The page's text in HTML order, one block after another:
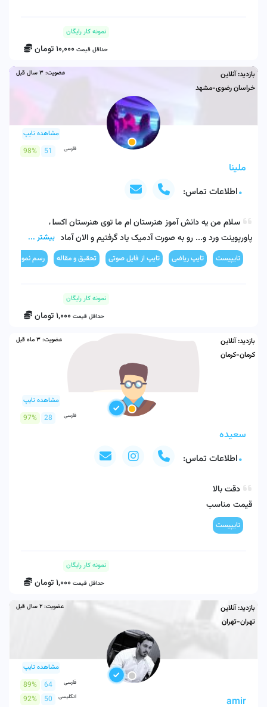
نمونه کار رایگان
حداقل قیمت 10,000تومان
بازدید:آنلاین
خراسان رضوی-مشهد
عضویت: 3 سال قبل
مشاهده تایپ
51
98% فارسی
ملینا
اطلاعات تماس:
تایپیست تایپ ریاضی تایپ از فایل صوتی تحقیق و مقاله رسم نمودار و
سلام من یه دانش آموز هنرستان ام ما توی هنرستان اکسل
پاورپوینت ورد و... رو به صورت آدمیک یاد گرفتیم و الان آماده خدمت
رسانی هستیم خوشحال میشم بتونم کاری براتون انجام بدم
بیشتر ...
نمونه کار رایگان
حداقل قیمت 1,000تومان
بازدید:آنلاین
کرمان-کرمان
عضویت: 3 ماه قبل
مشاهده تایپ
28
97% فارسی
سعیده
اطلاعات تماس:
تایپیست
قیمت گذاری بر اساس تعداد صفحه
نمونه کار رایگان
حداقل قیمت 1,000تومان
بازدید:آنلاین
تهران-تهران
عضویت: 2 سال قبل
مشاهده تایپ
64
89% فارسی
50
92% انگلیسی amir